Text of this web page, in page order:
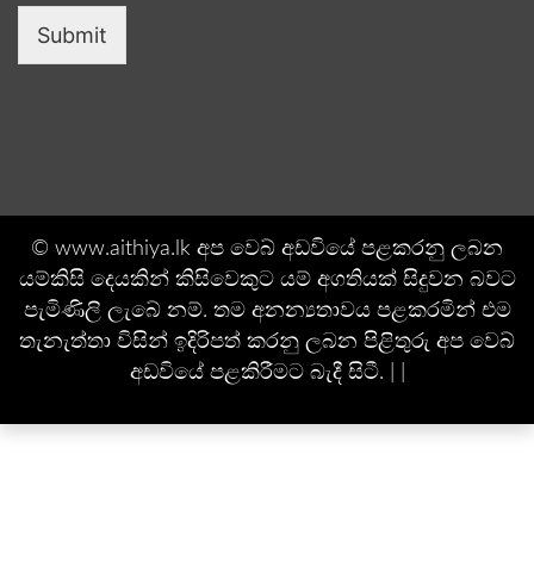
Submit
© www.aithiya.lk අප වෙබ් අඩවියේ පළකරනු ලබන
යම්කිසි දෙයකින් කිසිවෙකුට යම් අගතියක් සිදුවන බවට
පැමිණිලි ලැබේ නම්. තම අනන්‍යතාවය පළකරමින් එම
තැනැත්තා විසින් ඉදිරිපත් කරනු ලබන පිළිතුරු අප වෙබ්
අඩවියේ පළකිරීමට බැදී සිටී. | |